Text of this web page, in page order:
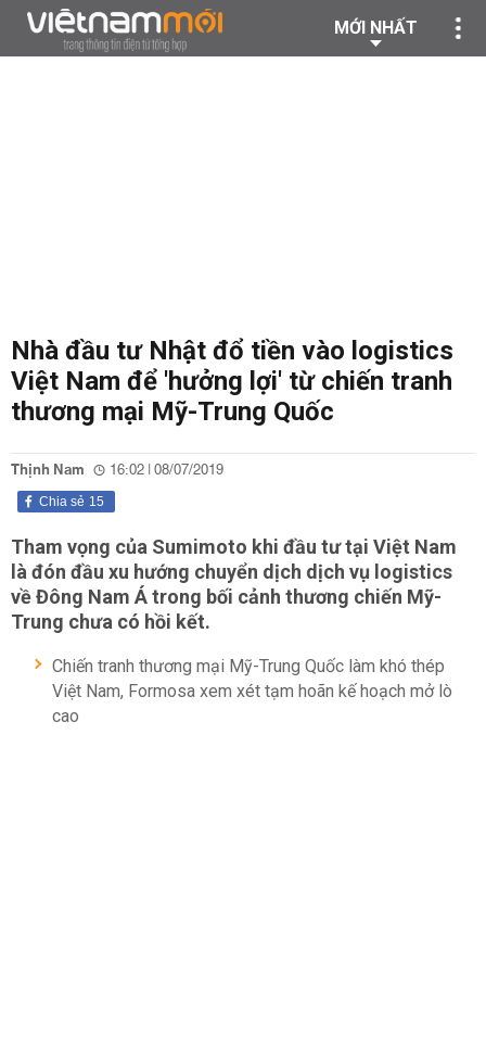
MỚI NHẤT
Nhà đầu tư Nhật đổ tiền vào logistics
Việt Nam để 'hưởng lợi' từ chiến tranh
thương mại Mỹ-Trung Quốc
Thịnh Nam 16:02 | 08/07/2019
15
Chia sẻ
Tham vọng của Sumimoto khi đầu tư tại Việt Nam
là đón đầu xu hướng chuyển dịch dịch vụ logistics
về Đông Nam Á trong bối cảnh thương chiến Mỹ-
Trung chưa có hồi kết.
Chiến tranh thương mại Mỹ-Trung Quốc làm khó thép
Việt Nam, Formosa xem xét tạm hoãn kế hoạch mở lò
cao